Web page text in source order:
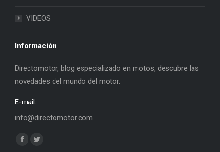
VIDEOS
Información
Directomotor, blog especializado en motos, descubre las
novedades del mundo del motor.
E-mail:
info@directomotor.com
Find us on:
Facebook
Twitter